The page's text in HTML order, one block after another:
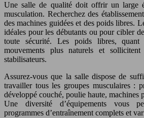
Une salle de qualité doit offrir un large
musculation. Recherchez des
des machines guidées et des poids libres.
idéales pour les débutants ou pour cibler
toute sécurité. Les poids libres,
mouvements plus naturels et sollicitent
stabilisateurs.
Assurez-vous que la salle dispose de
travailler tous les groupes musculaires :
développé couché, poulie haute, machines
Une diversité d’équipements vous
programmes d’entraînement complets et